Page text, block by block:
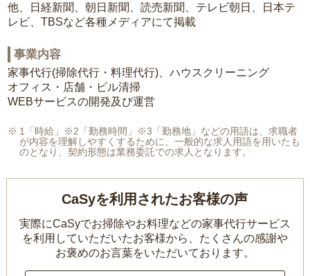
他、日経新聞、朝日新聞、読売新聞、テレビ朝日、日本テ
レビ、TBSなど各種メディアにて掲載
事業内容
家事代行(掃除代行・料理代行)、ハウスクリーニング
オフィス・店舗・ビル清掃
WEBサービスの開発及び運営
1「時給」※2「勤務時間」※3「勤務地」などの用語は、求職者
が内容を理解しやすくするために、一般的な求人用語を用いたも
のとなり、契約形態は業務委託での求人となります。
CaSyを利用されたお客様の声
実際にCaSyでお掃除やお料理などの家事代行サービス
を利用していただいたお客様から、 たくさんの感謝や
お褒めのお言葉をいただいております。